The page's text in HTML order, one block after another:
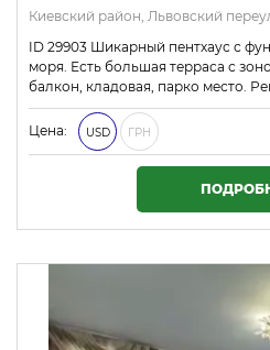
Киевский район, Львовский
ID 29903 Шикарный пентхаус с
моря. Есть большая терраса с
балкон, кладовая, парко место.
Цена: USD ГРН